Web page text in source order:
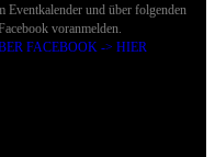
Eventkalender und über folgenden
voranmelden.
FACEBOOK -> HIER